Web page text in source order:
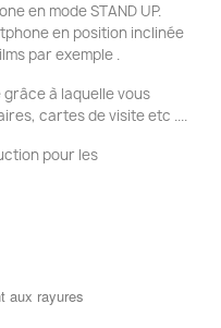
en mode STAND UP.
en position inclinée
par exemple .
à laquelle vous
cartes de visite etc ....
pour les
aux rayures